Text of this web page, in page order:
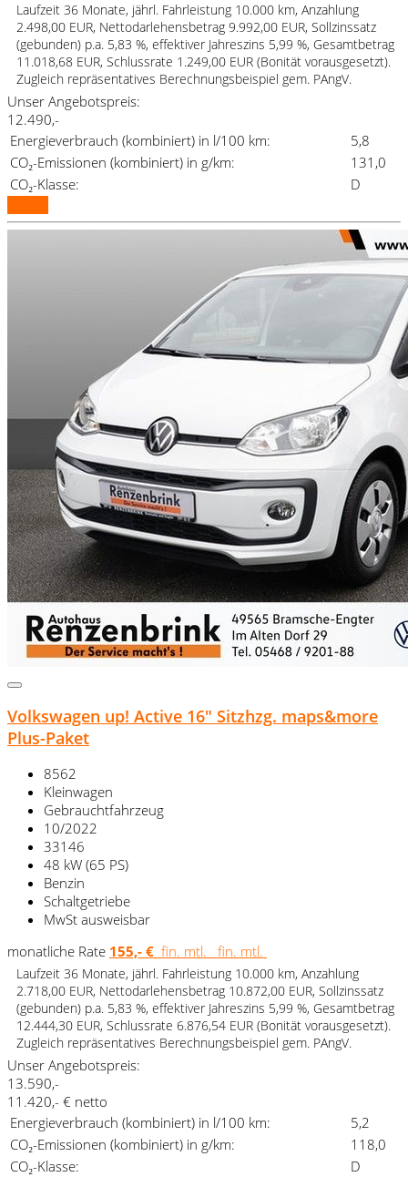
Laufzeit 36 Monate, jährl. Fahrleistung 10.000 km, Anzahlung
2.498,00 EUR, Nettodarlehensbetrag 9.992,00 EUR, Sollzinssatz
(gebunden) p.a. 5,83 %, effektiver Jahreszins 5,99 %, Gesamtbetrag
11.018,68 EUR, Schlussrate 1.249,00 EUR (Bonität vorausgesetzt).
Zugleich repräsentatives Berechnungsbeispiel gem. PAngV.
Unser Angebotspreis:
12.490,-
Energieverbrauch (kombiniert) in l/100 km:
5,8
CO₂-Emissionen (kombiniert) in g/km:
131,0
CO₂-Klasse:
D
Volkswagen up! Active 16" Sitzhzg. maps&more
Plus-Paket
8562
Kleinwagen
Gebrauchtfahrzeug
10/2022
33146
48 kW (65 PS)
Benzin
Schaltgetriebe
MwSt ausweisbar
monatliche Rate 155,- € fin. mtl. fin. mtl.
Laufzeit 36 Monate, jährl. Fahrleistung 10.000 km, Anzahlung
2.718,00 EUR, Nettodarlehensbetrag 10.872,00 EUR, Sollzinssatz
(gebunden) p.a. 5,83 %, effektiver Jahreszins 5,99 %, Gesamtbetrag
12.444,30 EUR, Schlussrate 6.876,54 EUR (Bonität vorausgesetzt).
Zugleich repräsentatives Berechnungsbeispiel gem. PAngV.
Unser Angebotspreis:
13.590,-
11.420,- € netto
Energieverbrauch (kombiniert) in l/100 km:
5,2
CO₂-Emissionen (kombiniert) in g/km:
118,0
CO₂-Klasse:
D